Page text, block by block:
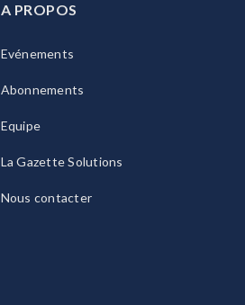
A PROPOS
Evénements
Abonnements
Equipe
La Gazette Solutions
Nous contacter